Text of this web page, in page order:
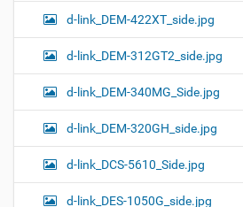
d-link_DEM-422XT_side.jpg
d-link_DEM-312GT2_side.jpg
d-link_DEM-340MG_Side.jpg
d-link_DEM-320GH_side.jpg
d-link_DCS-5610_Side.jpg
d-link_DES-1050G_side.jpg